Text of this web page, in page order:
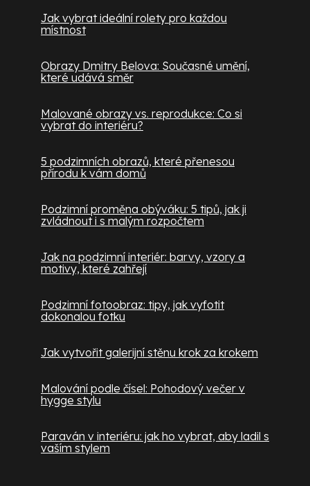
Jak vybrat ideální rolety pro každou
místnost
Obrazy Dmitry Belova: Současné umění,
které udává směr
Malované obrazy vs. reprodukce: Co si
vybrat do interiéru?
5 podzimních obrazů, které přenesou
přírodu k vám domů
Podzimní proměna obýváku: 5 tipů, jak ji
zvládnout i s malým rozpočtem
Jak na podzimní interiér: barvy, vzory a
motivy, které zahřejí
Podzimní fotoobraz: tipy, jak vyfotit
dokonalou fotku
Jak vytvořit galerijní stěnu krok za krokem
Malování podle čísel: Pohodový večer v
hygge stylu
Paraván v interiéru: jak ho vybrat, aby ladil s
vaším stylem